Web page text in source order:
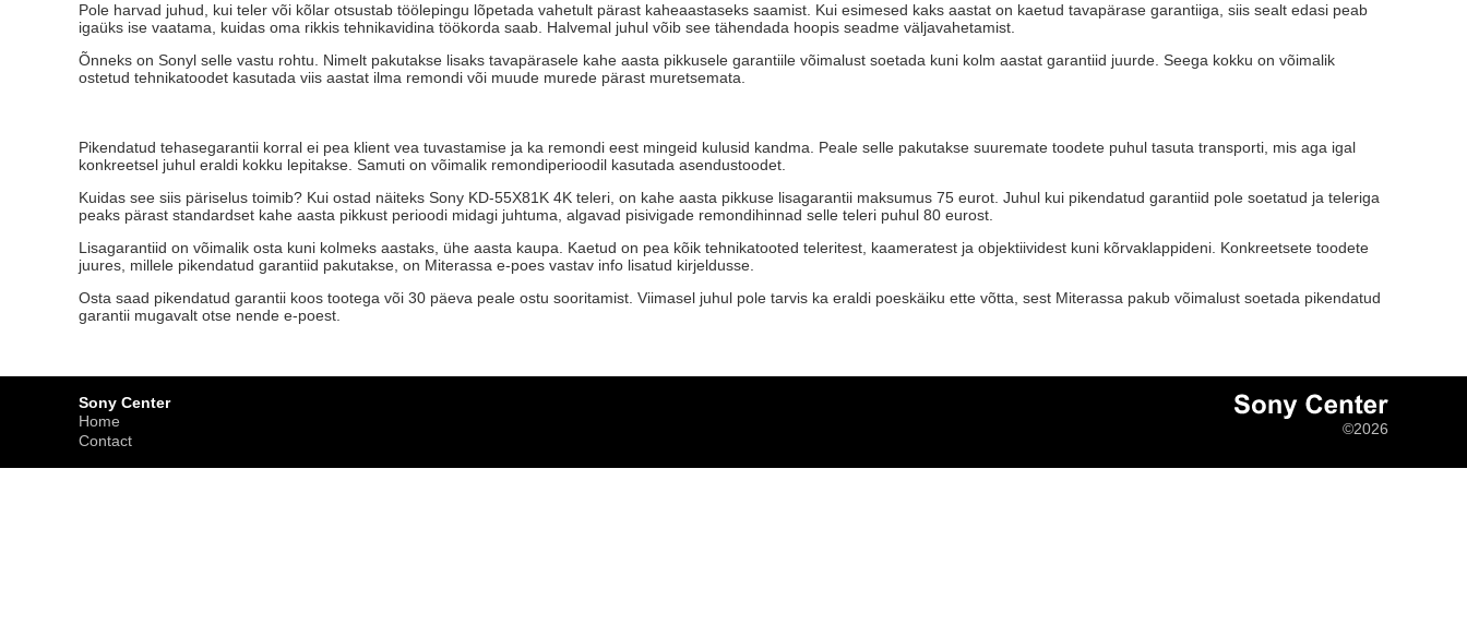
Pole harvad juhud, kui teler või kõlar otsustab töölepingu lõpetada vahetult pärast kaheaastaseks saamist. Kui esimesed kaks aastat on kaetud tavapärase garantiiga, siis sealt edasi peab
igaüks ise vaatama, kuidas oma rikkis tehnikavidina töökorda saab. Halvemal juhul võib see tähendada hoopis seadme väljavahetamist.
Õnneks on Sonyl selle vastu rohtu. Nimelt pakutakse lisaks tavapärasele kahe aasta pikkusele garantiile võimalust soetada kuni kolm aastat garantiid juurde. Seega kokku on võimalik
ostetud tehnikatoodet kasutada viis aastat ilma remondi või muude murede pärast muretsemata.
Pikendatud tehasegarantii korral ei pea klient vea tuvastamise ja ka remondi eest mingeid kulusid kandma. Peale selle pakutakse suuremate toodete puhul tasuta transporti, mis aga igal
konkreetsel juhul eraldi kokku lepitakse. Samuti on võimalik remondiperioodil kasutada asendustoodet.
Kuidas see siis päriselus toimib? Kui ostad näiteks Sony KD-55X81K 4K teleri, on kahe aasta pikkuse lisagarantii maksumus 75 eurot. Juhul kui pikendatud garantiid pole soetatud ja teleriga
peaks pärast standardset kahe aasta pikkust perioodi midagi juhtuma, algavad pisivigade remondihinnad selle teleri puhul 80 eurost.
Lisagarantiid on võimalik osta kuni kolmeks aastaks, ühe aasta kaupa. Kaetud on pea kõik tehnikatooted teleritest, kaameratest ja objektiividest kuni kõrvaklappideni. Konkreetsete toodete
juures, millele pikendatud garantiid pakutakse, on Miterassa e-poes vastav info lisatud kirjeldusse.
Osta saad pikendatud garantii koos tootega või 30 päeva peale ostu sooritamist. Viimasel juhul pole tarvis ka eraldi poeskäiku ette võtta, sest Miterassa pakub võimalust soetada pikendatud
garantii mugavalt otse nende e-poest.
Sony Center
Home
Contact
©2026